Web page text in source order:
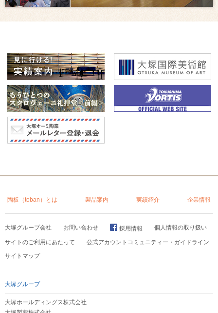
陶板（toban）とは 製品案内 実績紹介 企業情報
大塚グループ会社 お問い合わせ 採用情報 個人情報の取り扱い
サイトのご利用にあたって
公式アカウントコミュニティー・ガイドライン
サイトマップ
大塚グループ
大塚ホールディングス株式会社